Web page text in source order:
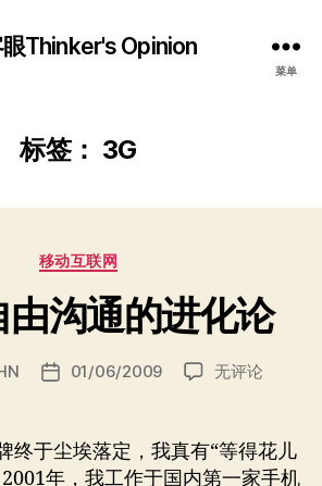
Thinker's Opinion
菜单
标签： 3G
分
移动互联网
沟通的进化论
发
期
01/06/2009
3G，
沟
通
无评论
终于尘埃落定，我真有“等得花儿
年，我工作于国内第一家手机